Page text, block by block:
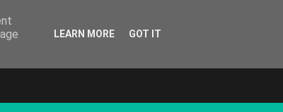
LEARN MORE GOT IT